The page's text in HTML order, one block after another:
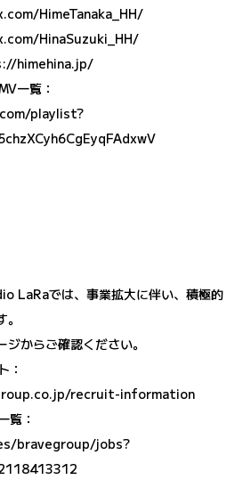
HimeTanaka_HH/
HinaSuzuki_HH/
himehina.jp/
一覧：
playlist?
LaRaでは、事業拡大に伴い、積極的
からご確認ください。
：
recruit-information
覧：
bravegroup/jobs?